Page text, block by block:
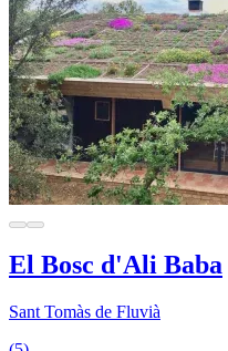
El Bosc d'Ali Baba
Sant Tomàs de Fluvià